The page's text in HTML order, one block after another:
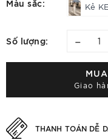
Màu sắc: Kẻ
Số lượng: –
Giao
THANH TOÁN DỄ